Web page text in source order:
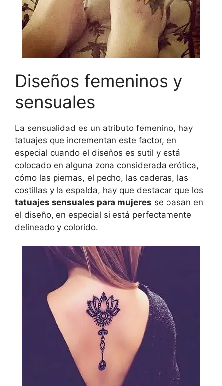
Diseños femeninos y
sensuales
La sensualidad es un atributo femenino, hay
tatuajes que incrementan este factor, en
especial cuando el diseños es sutil y está
colocado en alguna zona considerada erótica,
cómo las piernas, el pecho, las caderas, las
costillas y la espalda, hay que destacar que los
tatuajes sensuales para mujeres se basan en
el diseño, en especial si está perfectamente
delineado y colorido.